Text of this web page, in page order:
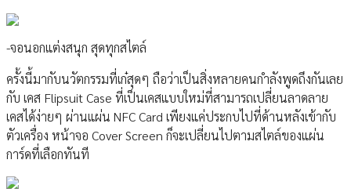
-จอนอกแต่งสนุก สุดทุกสไตล์
ครั้งนี้มากับนวัตกรรมที่เก๋สุดๆ ถือว่าเป็นสิ่งหลายคนกำลังพูดถึงกันเลย
กับ เคส Flipsuit Case ที่เป็นเคสแบบใหม่ที่สามารถเปลี่ยนลาดลาย
เคสได้ง่ายๆ ผ่านแผ่น NFC Card เพียงแค่ประกบไปที่ด้านหลังเข้ากับ
ตัวเครื่อง หน้าจอ Cover Screen ก็จะเปลี่ยนไปตามสไตล์ของแผ่น
การ์ดที่เลือกทันที